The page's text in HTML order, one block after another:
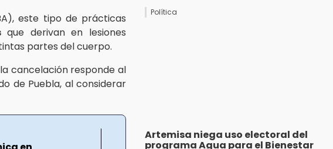
este tipo de prácticas
que derivan en lesiones
partes del cuerpo.
cancelación responde al
de Puebla, al considerar
Política
Artemisa niega uso electoral del
programa Agua para el Bienestar